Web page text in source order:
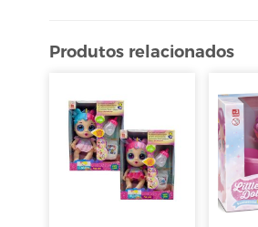
Produtos relacionados